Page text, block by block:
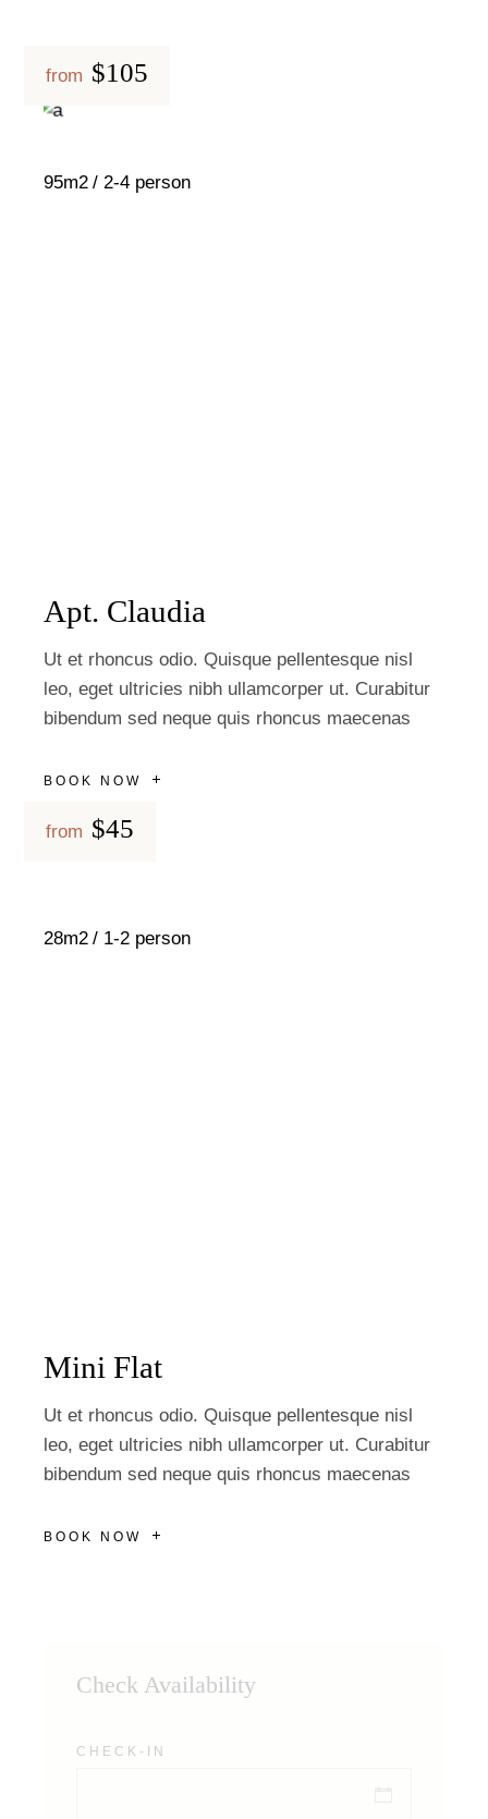
from $105
Apt. Claudia
Ut et rhoncus odio. Quisque pellentesque nisl
leo, eget ultricies nibh ullamcorper ut. Curabitur
bibendum sed neque quis rhoncus maecenas
BOOK NOW
95m2 2-4 person
from $45
Mini Flat
Ut et rhoncus odio. Quisque pellentesque nisl
leo, eget ultricies nibh ullamcorper ut. Curabitur
bibendum sed neque quis rhoncus maecenas
BOOK NOW
28m2 1-2 person
Check Availability
CHECK-IN